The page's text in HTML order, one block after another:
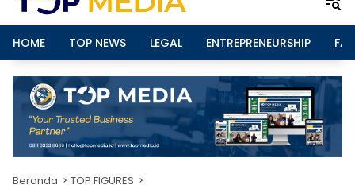
HOME TOP NEWS LEGAL ENTREPRENEURSHIP
Beranda TOP FIGURES